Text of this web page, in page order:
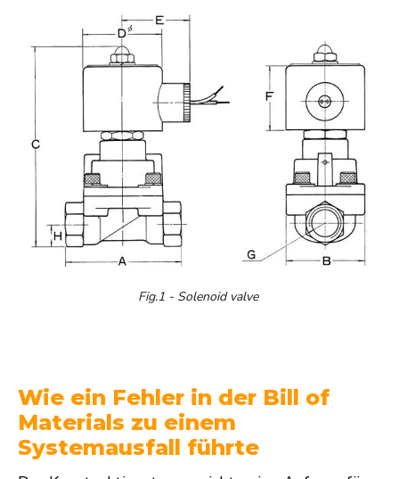
Fig.1- Solenoid valve
Wie ein Fehler in der Bill of
Materials zu einem
Systemausfall führte